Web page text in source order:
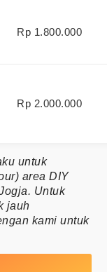
Rp 1.800.000
Rp 2.000.000
untuk
area DIY
Untuk
jauh
kami untuk